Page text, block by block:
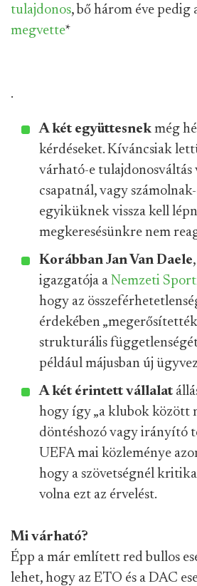
tulajdonos, bő három éve pedig
megvette*
.
A két együttesnek még
kérdéseket. Kíváncsiak
várható-e tulajdonosváltás
csapatnál, vagy
egyiküknek vissza kell
megkeresésünkre nem
Korábban Jan Van Daele
igazgatója a Nemzeti
hogy az
érdekében
strukturális
például májusban új
A két érintett vállalat
hogy így „a klubok között
döntéshozó vagy irányító
UEFA mai közleménye
hogy a szövetségnél
volna ezt az érvelést.
Mi várható?
Épp a már említett red bullos
lehet, hogy az ETO és a DAC